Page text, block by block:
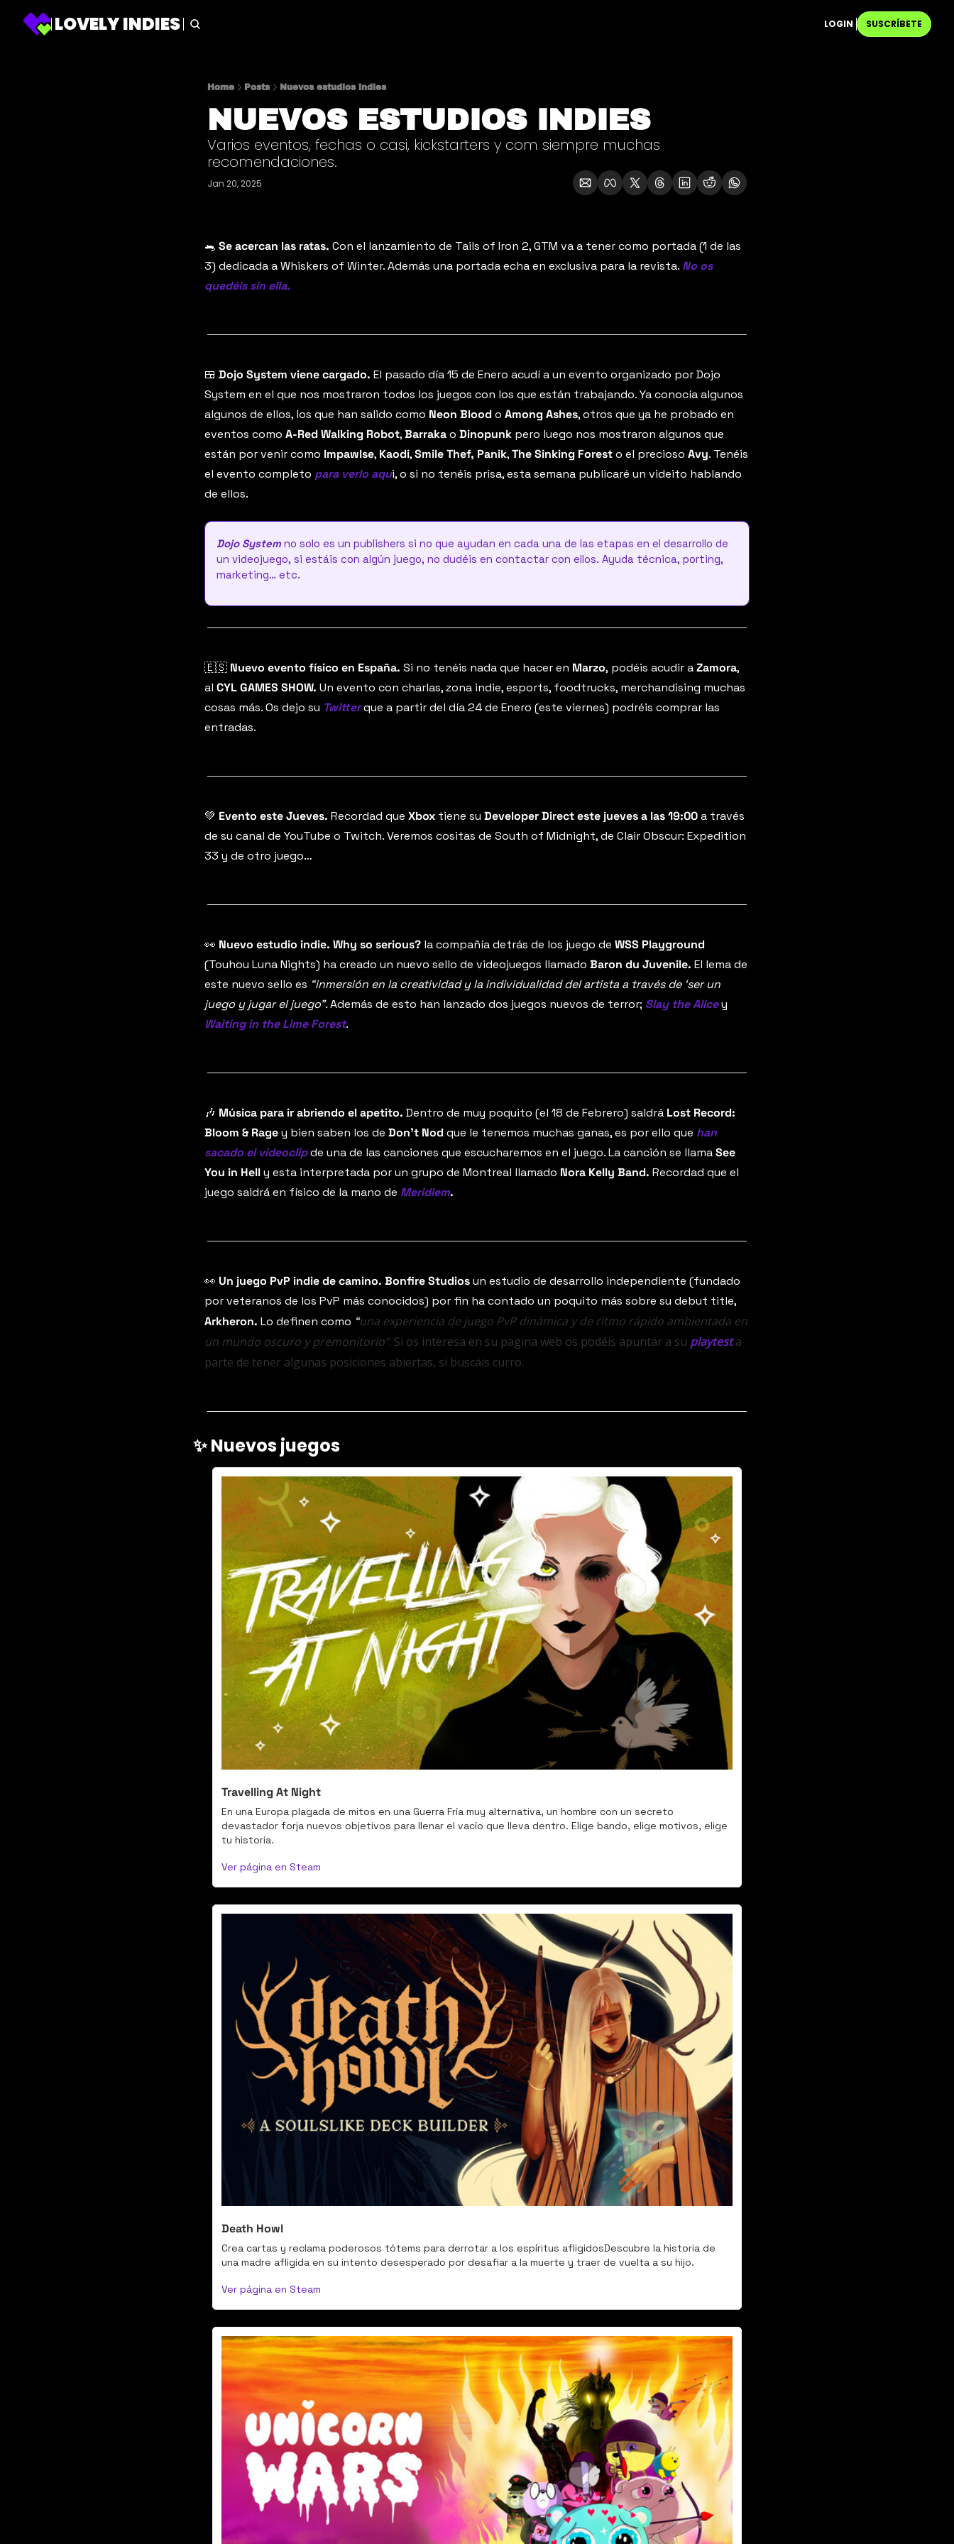
LOVELY INDIES LOGIN SUSCRÍBETE
Home Posts Nuevos estudios indies
NUEVOS ESTUDIOS INDIES
Varios eventos, fechas o casi, kickstarters y com siempre muchas
recomendaciones.
Jan 20, 2025
🐀 Se acercan las ratas. Con el lanzamiento de Tails of Iron 2, GTM va a tener como portada (1 de las
3) dedicada a Whiskers of Winter. Además una portada echa en exclusiva para la revista. No os
quedéis sin ella.
🍱 Dojo System viene cargado. El pasado día 15 de Enero acudí a un evento organizado por Dojo
System en el que nos mostraron todos los juegos con los que están trabajando. Ya conocía algunos
algunos de ellos, los que han salido como Neon Blood o Among Ashes, otros que ya he probado en
eventos como A-Red Walking Robot, Barraka o Dinopunk pero luego nos mostraron algunos que
están por venir como Impawlse, Kaodi, Smile Thef, Panik, The Sinking Forest o el precioso Avy. Tenéis
el evento completo para verlo aqui, o si no tenéis prisa, esta semana publicaré un videito hablando
de ellos.
Dojo System no solo es un publishers si no que ayudan en cada una de las etapas en el desarrollo de
un videojuego, si estáis con algún juego, no dudéis en contactar con ellos. Ayuda técnica, porting,
marketing… etc.
🇪🇸 Nuevo evento físico en España. Si no tenéis nada que hacer en Marzo, podéis acudir a Zamora,
al CYL GAMES SHOW. Un evento con charlas, zona indie, esports, foodtrucks, merchandising muchas
cosas más. Os dejo su Twitter que a partir del día 24 de Enero (este viernes) podréis comprar las
entradas.
💚 Evento este Jueves. Recordad que Xbox tiene su Developer Direct este juevesa las 19:00 a través
de su canal de YouTube o Twitch. Veremos cositas de South of Midnight, de Clair Obscur: Expedition
33 y de otro juego…
👀 Nuevo estudio indie. Why so serious? la compañía detrás de los juego de
(Touhou Luna Nights) ha creado un nuevo sello de videojuegos llamado Baron du Juvenile. El lema de
este nuevo sello es “inmersión en la creatividad y la individualidad del artista a través de ‘ser un
juego y jugar el juego”. Además de esto han lanzado dos juegos nuevos de terror; Slay the Alice
Waiting in the Lime Forest.
🎶 Música para ir abriendo el apetito. Dentro de muy poquito (el 18 de Febrero) saldrá Lost Record:
Bloom & Rage y bien saben los de Don’t Nod que le tenemos muchas ganas, es por ello que han
sacado el videoclip de una de las canciones que escucharemos en el juego. La canción se llama See
You in Hell y esta interpretada por un grupo de Montreal llamado Nora Kelly Band. Recordad que el
juego saldrá en físico de la mano de Meridiem.
👀 Un juego PvP indie de camino. Bonfire Studios un estudio de desarrollo independiente (fundado
Arkheron. Lo definen como “una experiencia de juego PvP dinámica y de ritmo rápido ambientada en
un mundo oscuro y premonitorio”. Si os interesa en su pagina web os podéis apuntar a su playtest a
parte de tener algunas posiciones abiertas, si buscáis curro.
✨ Nuevos juegos
Travelling At Night
En una Europa plagada de mitos en una Guerra Fría muy alternativa, un hombre con un secreto
devastador forja nuevos objetivos para llenar el vacío que lleva dentro. Elige bando, elige motivos, elige
tu historia.
Ver página en Steam
Death Howl
Crea cartas y reclama poderosos tótems para derrotar a los espíritus afligidosDescubre la historia de
una madre afligida en su intento desesperado por desafiar a la muerte y traer de vuelta a su hijo.
Ver página en Steam